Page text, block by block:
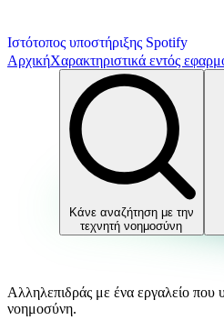
Ιστότοπος υποστήριξης Spotify
ΑρχικήΧαρακτηριστικά εντός
Κάνε αναζήτηση με την
τεχνητή νοημοσύνη
Αλληλεπιδράς με ένα εργαλείο που
νοημοσύνη.